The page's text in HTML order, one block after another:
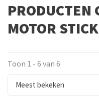
PRODUCTEN
MOTOR
Toon 1 - 6 van 6
Meest bekeken